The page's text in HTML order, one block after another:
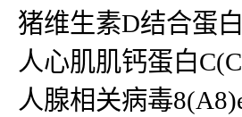
猪维生素D结合蛋
人心肌肌钙蛋白
人腺相关病毒